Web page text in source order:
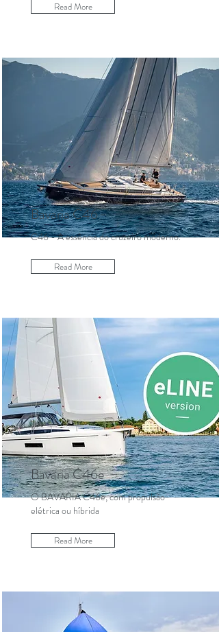
Read More
Bavaria C46
C46 - A essência do cruzeiro moderno.
Read More
Bavaria C46e
O BAVARIA C46e, com propulsão
elétrica ou híbrida
Read More